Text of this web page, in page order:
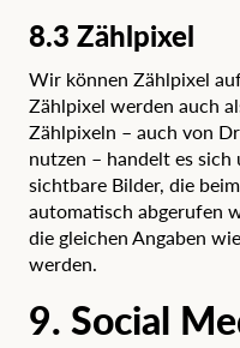
8.3 Zählpixel
Wir können Zählpixel
Zählpixel werden auch
Zählpixeln – auch von
nutzen – handelt es
sichtbare Bilder, die
automatisch abgerufen
die gleichen Angaben
werden.
9. Social